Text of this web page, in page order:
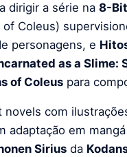
dirigir a série na 8-Bit
Coleus)
personagens, e
as a Slime:
of Coleus para
novels com
adaptação em
Sirius da